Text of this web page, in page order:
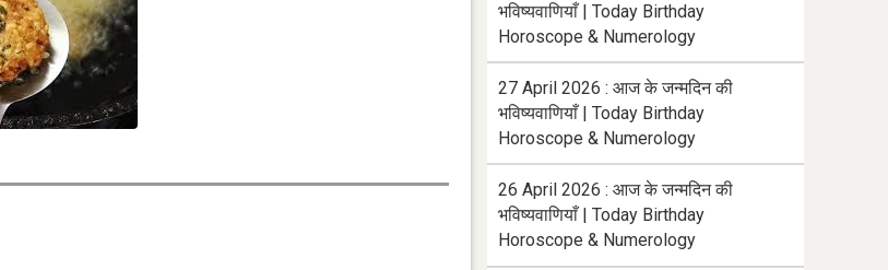
भविष्यवाणियाँ | Today Birthday
Horoscope & Numerology
27 April 2026 : आज के जन्मदिन की
भविष्यवाणियाँ | Today Birthday
Horoscope & Numerology
26 April 2026 : आज के जन्मदिन की
भविष्यवाणियाँ | Today Birthday
Horoscope & Numerology